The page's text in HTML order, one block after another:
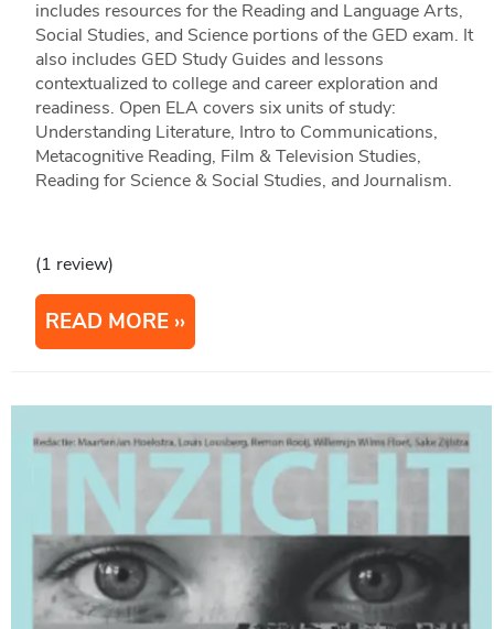
includes resources for the Reading and Language Arts,
Social Studies, and Science portions of the GED exam. It
also includes GED Study Guides and lessons
contextualized to college and career exploration and
readiness. Open ELA covers six units of study:
Understanding Literature, Intro to Communications,
Metacognitive Reading, Film & Television Studies,
Reading for Science & Social Studies, and Journalism.
(1 review)
READ MORE